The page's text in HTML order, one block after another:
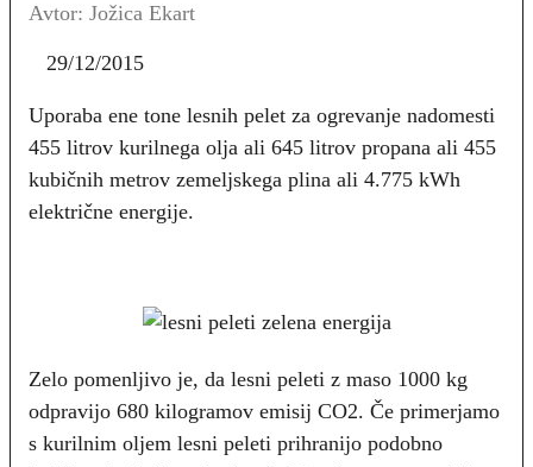
Avtor: Jožica Ekart
29/12/2015
Uporaba ene tone lesnih pelet za ogrevanje nadomesti
455 litrov kurilnega olja ali 645 litrov propana ali 455
kubičnih metrov zemeljskega plina ali 4.775 kWh
električne energije.
Zelo pomenljivo je, da lesni peleti z maso 1000 kg
odpravijo 680 kilogramov emisij CO2. Če primerjamo
s kurilnim oljem lesni peleti prihranijo podobno